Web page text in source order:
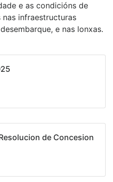
e as condicións de
infraestructuras
e nas lonxas.
de Concesion